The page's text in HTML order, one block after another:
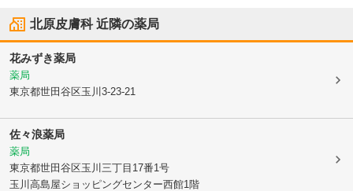
北原皮膚科近隣の薬局
花みずき薬局
薬局
東京都世田谷区玉川3-23-21
佐々浪薬局
薬局
東京都世田谷区玉川三丁目17番1号
玉川高島屋ショッピングセンター西館1階